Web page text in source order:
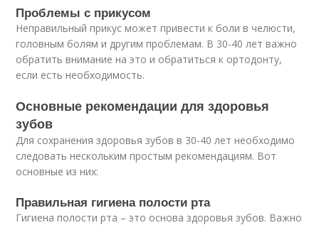
Проблемы с прикусом
Неправильный прикус может привести к боли в челюсти,
головным болям и другим проблемам. В 30-40 лет важно
обратить внимание на это и обратиться к ортодонту,
если есть необходимость.
Основные рекомендации для здоровья
зубов
Для сохранения здоровья зубов в 30-40 лет необходимо
следовать нескольким простым рекомендациям. Вот
основные из них:
Правильная гигиена полости рта
Гигиена полости рта – это основа здоровья зубов. Важно